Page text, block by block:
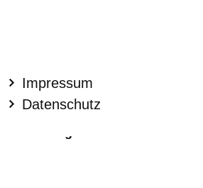
Impressum
Datenschutz